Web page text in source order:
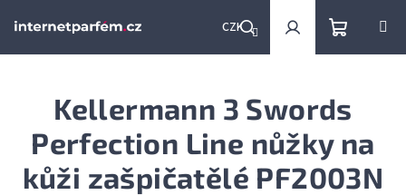
CZK
Hledat PřihlášeníNákupní
košík
Kellermann 3 Swords
Perfection Line nůžky na
kůži zašpičatělé PF2003N